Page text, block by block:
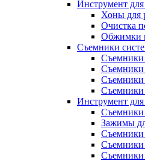
Инструмент
Хоны для
Очистка
Обжимки
Съемники
Съемники
Съемники
Съемники
Съемники
Инструмент
Съемники
Зажимы
Съемники
Съемники
Съемники